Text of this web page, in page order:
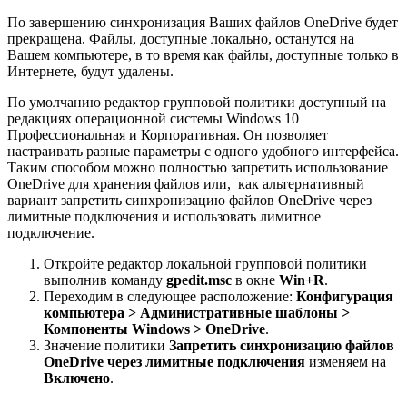
По завершению синхронизация Ваших файлов OneDrive будет
прекращена. Файлы, доступные локально, останутся на
Вашем компьютере, в то время как файлы, доступные только в
Интернете, будут удалены.
По умолчанию редактор групповой политики доступный на
редакциях операционной системы Windows 10
Профессиональная и Корпоративная. Он позволяет
настраивать разные параметры с одного удобного интерфейса.
Таким способом можно полностью запретить использование
OneDrive для хранения файлов или, как альтернативный
вариант запретить синхронизацию файлов OneDrive через
лимитные подключения и использовать лимитное
подключение.
Откройте редактор локальной групповой политики
выполнив команду gpedit.msc в окне Win+R.
Переходим в следующее расположение: Конфигурация
компьютера > Административные шаблоны >
Компоненты Windows > OneDrive.
Значение политики Запретить синхронизацию файлов
OneDrive через лимитные подключения изменяем на
Включено.